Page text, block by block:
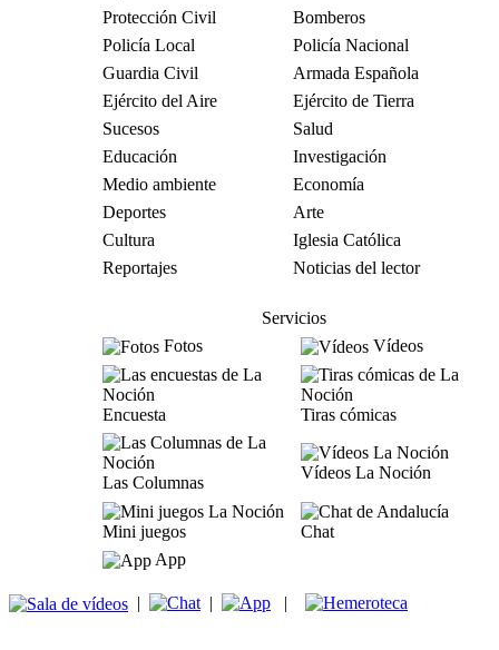
Protección Civil
Bomberos
Policía Local
Policía Nacional
Guardia Civil
Armada Española
Ejército del Aire
Ejército de Tierra
Sucesos
Salud
Educación
Investigación
Medio ambiente
Economía
Deportes
Arte
Cultura
Iglesia Católica
Reportajes
Noticias del lector
Servicios
Fotos
Vídeos
Encuesta Tiras cómicas
Las Columnas
Vídeos La Noción
Mini juegos
Chat
App
| | |